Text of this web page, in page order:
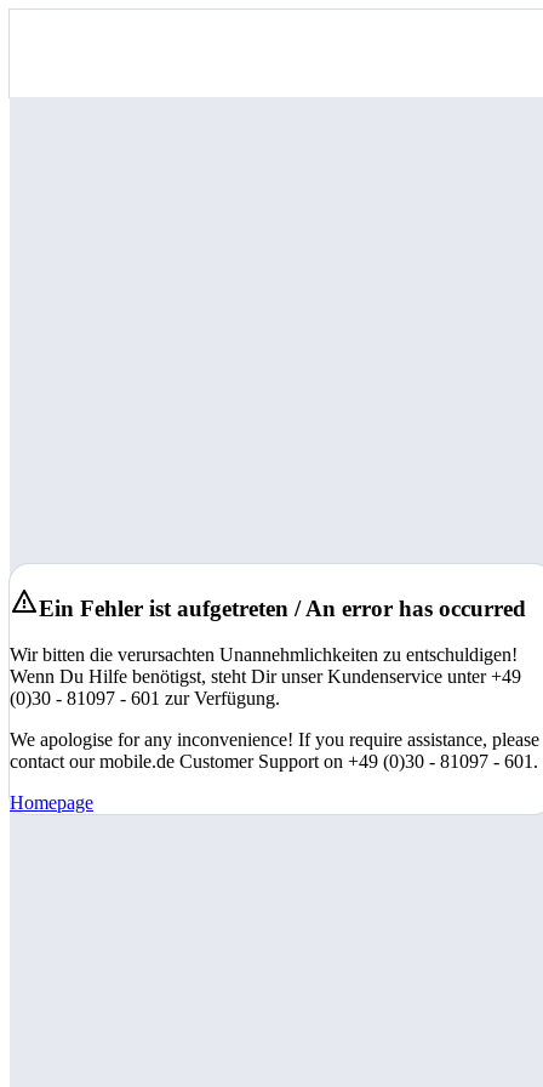
Ein Fehler ist aufgetreten / An error has occurred
Wir bitten die verursachten Unannehmlichkeiten zu entschuldigen!
Wenn Du Hilfe benötigst, steht Dir unser Kundenservice unter +49
(0)30 - 81097 - 601 zur Verfügung.
We apologise for any inconvenience! If you require assistance, please
contact our mobile.de Customer Support on +49 (0)30 - 81097 - 601.
Homepage